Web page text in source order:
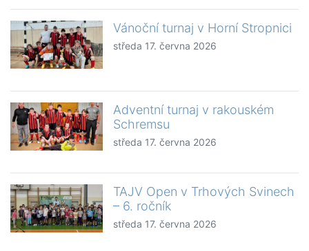
Vánoční turnaj v Horní Stropnici
středa 17. června 2026
Adventní turnaj v rakouském
Schremsu
středa 17. června 2026
TAJV Open v Trhových Svinech
– 6. ročník
středa 17. června 2026